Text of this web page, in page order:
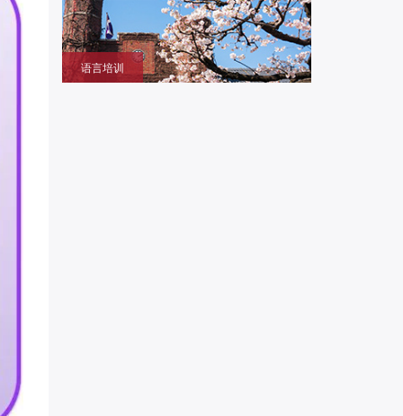
学考试过渡阶段
语言培训